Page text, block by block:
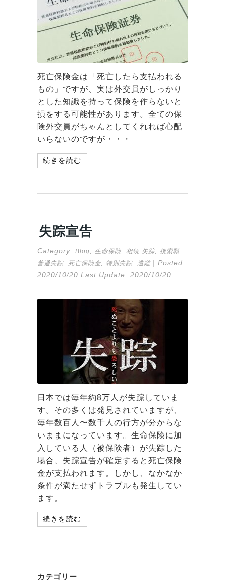
死亡保険金は「死亡したら支払われる
もの」ですが、実は外交員がしっかり
とした知識を持って保険を作らないと
損をする可能性があります。全ての保
険外交員がちゃんとしてくれれば心配
いらないのですが・・・
続きを読む
失踪宣告
Category: Blog 生命保険 相続 失踪, 捜索願,
普通失踪, 死亡保険金 特別失踪, 遭難| Posted:
2020/10/20 Last Update: 2020/10/20
日本では毎年約8万人が失踪していま
す。その多くは発見されていますが、
毎年数百人〜数千人の行方が分からな
いままになっています。生命保険に加
入している人（被保険者）が失踪した
場合、失踪宣告が確定すると死亡保険
金が支払われます。しかし、なかなか
条件が満たせずトラブルも発生してい
ます。
続きを読む
カテゴリー